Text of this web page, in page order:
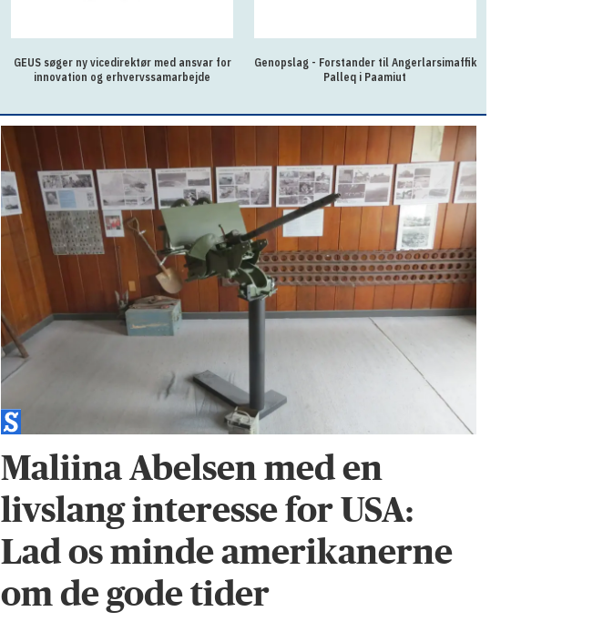
GEUS søger ny vicedirektør med ansvar for
innovation og erhvervssamarbejde
Genopslag - Forstander til Angerlarsimaffik
Palleq i Paamiut
Maliina Abelsen med en
livslang interesse for USA:
Lad os minde amerikanerne
om de gode tider